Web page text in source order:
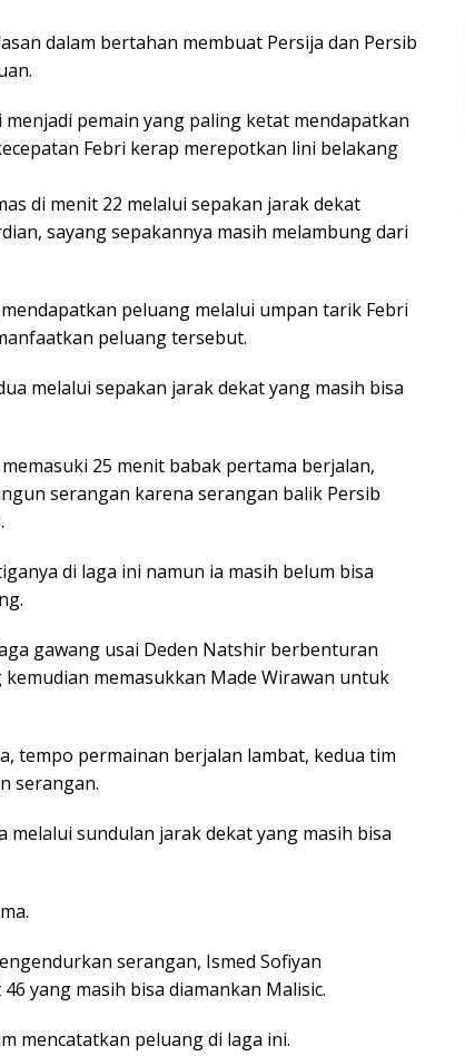
dalam bertahan membuat Persija dan Persib
pemain yang paling ketat mendapatkan
Febri kerap merepotkan lini belakang
di menit 22 melalui sepakan jarak dekat
sayang sepakannya masih melambung dari
peluang melalui umpan tarik Febri
peluang tersebut.
melalui sepakan jarak dekat yang masih bisa
25 menit babak pertama berjalan,
serangan karena serangan balik Persib
di laga ini namun ia masih belum bisa
gawang usai Deden Natshir berbenturan
memasukkan Made Wirawan untuk
tempo permainan berjalan lambat, kedua tim
serangan.
melalui sundulan jarak dekat yang masih bisa
serangan, Ismed Sofiyan
yang masih bisa diamankan Malisic.
mencatatkan peluang di laga ini.